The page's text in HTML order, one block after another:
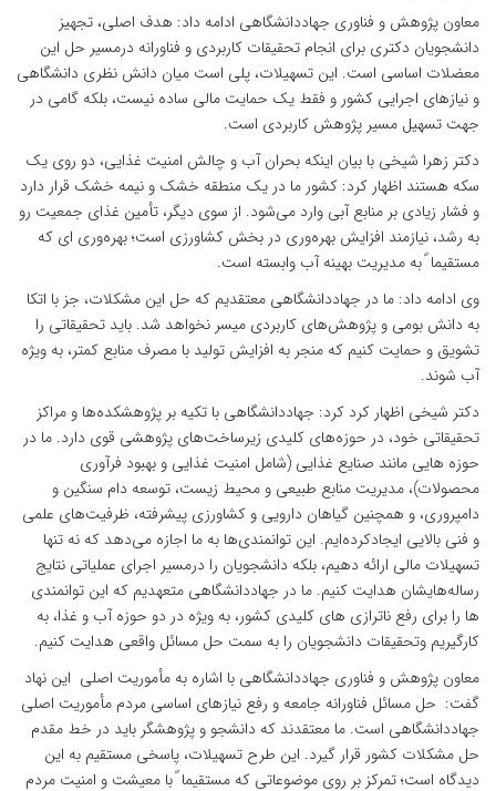
معاون پژوهش و فناوری جهاددانشگاهی ادامه داد: هدف اصلی، تجهیز
دانشجویان دکتری برای انجام تحقیقات کاربردی و فناورانه درمسیر حل این
معضلات اساسی است. این تسهیلات، پلی است میان دانش نظری دانشگاهی
و نیازهای اجرایی کشور و فقط یک حمایت مالی ساده نیست، بلکه گامی در
جهت تسهیل مسیر پژوهش کاربردی است.
دکتر زهرا شیخی با بیان اینکه بحران آب و چالش امنیت غذایی، دو روی یک
سکه هستند اظهار کرد: کشور ما در یک منطقه خشک و نیمه خشک قرار دارد
و فشار زیادی بر منابع آبی وارد می‌شود. از سوی دیگر، تأمین غذای جمعیت رو
به رشد، نیازمند افزایش بهره‌وری در بخش کشاورزی است؛ بهره‌وری ای که
مستقیما ً به مدیریت بهینه آب وابسته است.
وی ادامه داد: ما در جهاددانشگاهی معتقدیم که حل این مشکلات، جز با اتکا
به دانش بومی و پژوهش‌های کاربردی میسر نخواهد شد. باید تحقیقاتی را
تشویق و حمایت کنیم که منجر به افزایش تولید با مصرف منابع کمتر، به ویژه
آب شوند.
دکتر شیخی اظهار کرد کرد: جهاددانشگاهی با تکیه بر پژوهشکده‌ها و مراکز
تحقیقاتی خود، در حوزه‌های کلیدی زیرساخت‌های پژوهشی قوی دارد. ما در
حوزه هایی مانند صنایع غذایی (شامل امنیت غذایی و بهبود فرآوری
محصولات)، مدیریت منابع طبیعی و محیط زیست، توسعه دام سنگین و
دامپروری، و همچنین گیاهان دارویی و کشاورزی پیشرفته، ظرفیت‌های علمی
و فنی بالایی ایجادکرده‌ایم. این توانمندی‌ها به ما اجازه می‌دهد که نه تنها
تسهیلات مالی ارائه دهیم، بلکه دانشجویان را درمسیر اجرای عملیاتی نتایج
رساله‌هایشان هدایت کنیم. ما در جهاددانشگاهی متعهدیم که این توانمندی
ها را برای رفع ناترازی های کلیدی کشور، به ویژه در دو حوزه آب و غذا، به
کارگیریم وتحقیقات دانشجویان را به سمت حل مسائل واقعی هدایت کنیم.
معاون پژوهش و فناوری جهاددانشگاهی با اشاره به مأموریت اصلی این نهاد
گفت: حل مسائل فناورانه جامعه و رفع نیازهای اساسی مردم مأموریت اصلی
جهاددانشگاهی است. ما معتقدند که دانشجو و پژوهشگر باید در خط مقدم
حل مشکلات کشور قرار گیرد. این طرح تسهیلات، پاسخی مستقیم به این
دیدگاه است؛ تمرکز بر روی موضوعاتی که مستقیما ً با معیشت و امنیت مردم